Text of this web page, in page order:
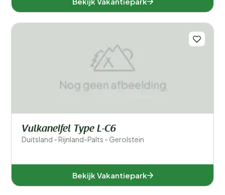
Vulkaneifel Type L-C6
Duitsland - Rijnland-Palts - Gerolstein
Bekijk Vakantiepark